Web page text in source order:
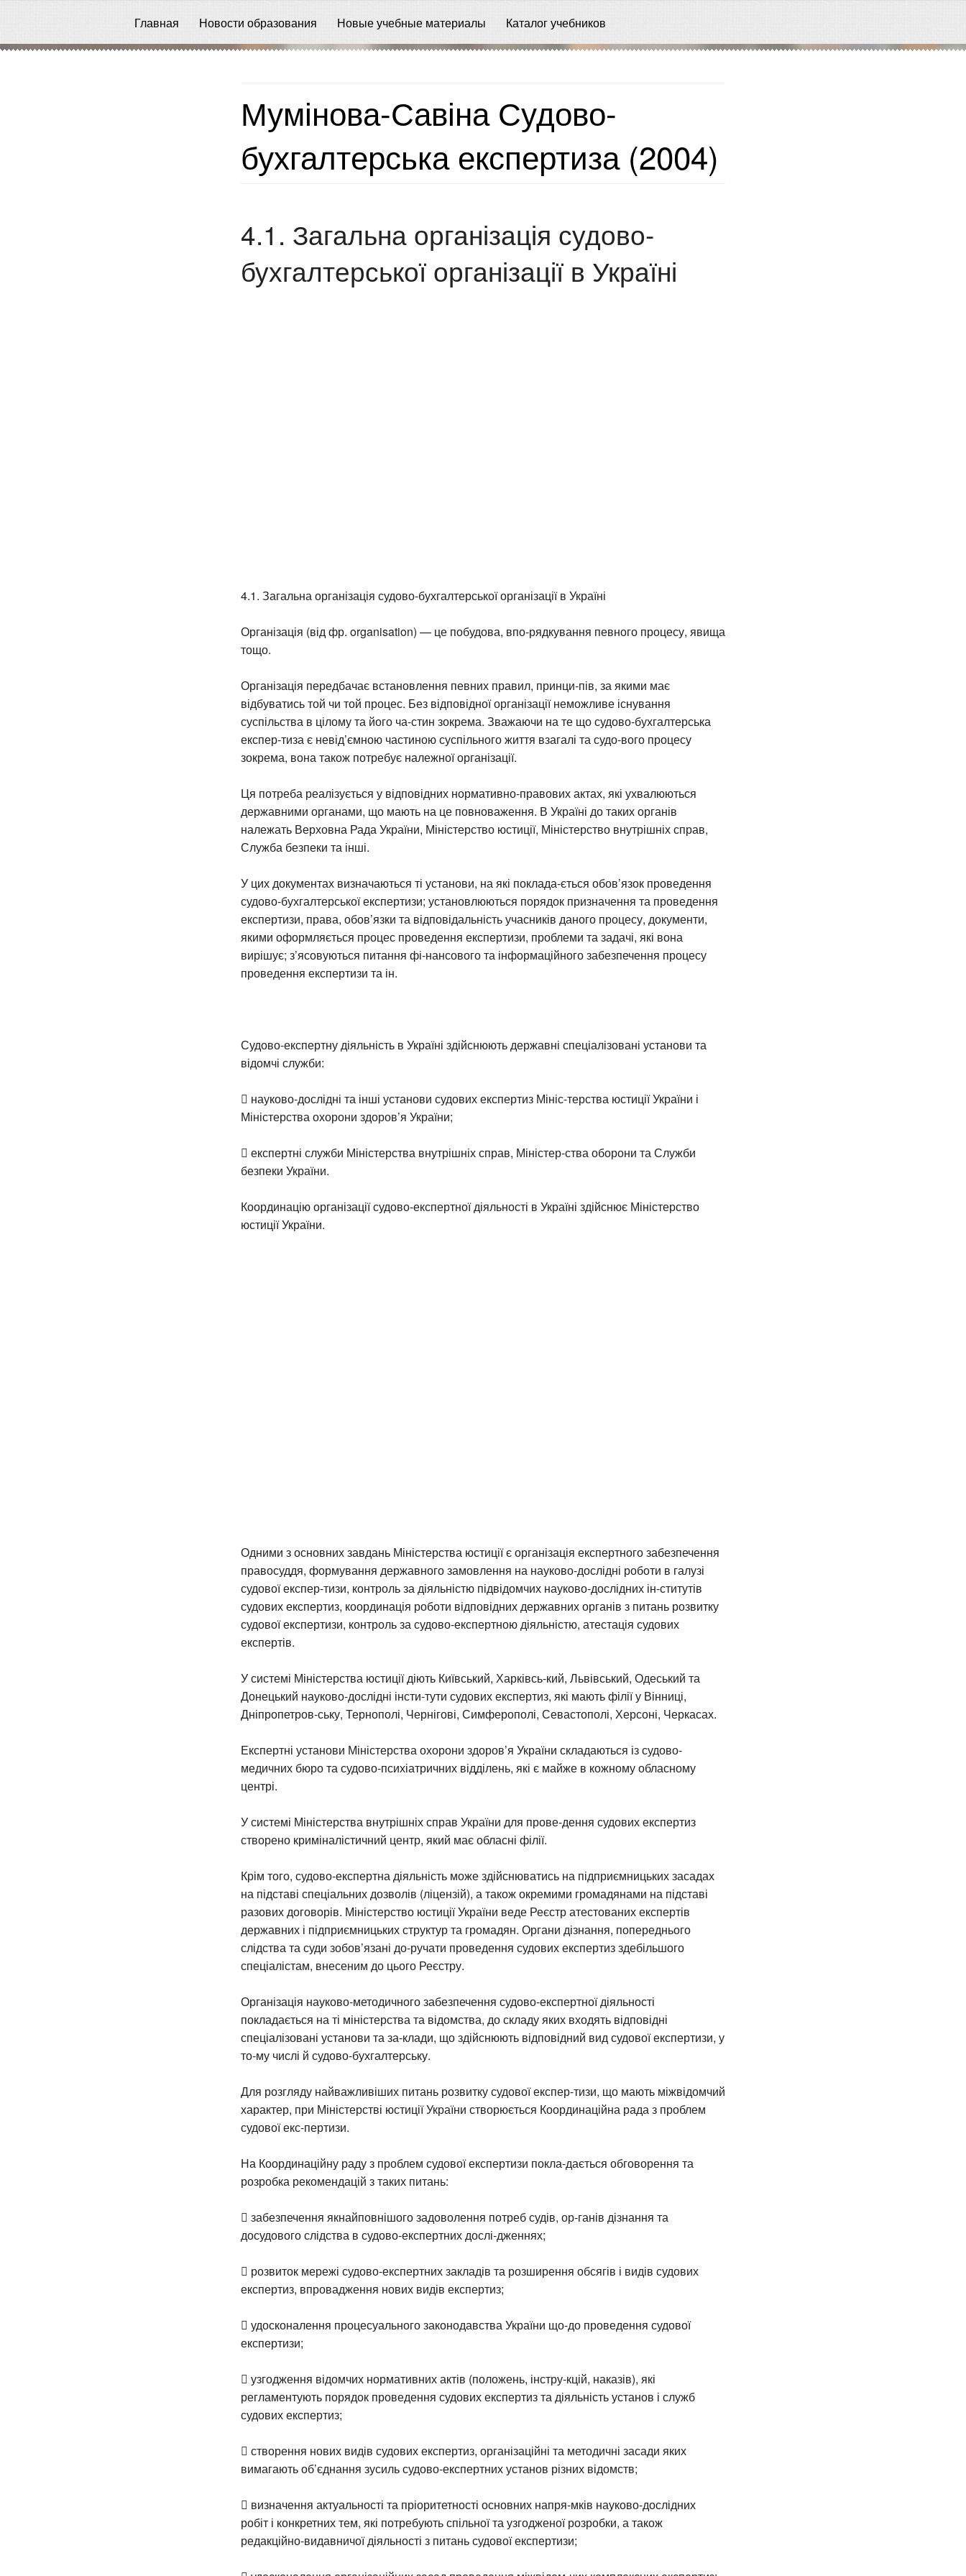
Главная Новости образования Новые учебные материалы Каталог учебников
Мумінова-Савіна Судово-
бухгалтерська експертиза (2004)
4.1. Загальна організація судово-
бухгалтерської організації в Україні
4.1. Загальна організація судово-бухгалтерської організації в Україні
Організація (від фр. organisation) — це побудова, впо-рядкування певного процесу, явища
тощо.
Організація передбачає встановлення певних правил, принци-пів, за якими має
відбуватись той чи той процес. Без відповідної організації неможливе існування
суспільства в цілому та його ча-стин зокрема. Зважаючи на те що судово-бухгалтерська
експер-тиза є невід’ємною частиною суспільного життя взагалі та судо-вого процесу
зокрема, вона також потребує належної організації.
Ця потреба реалізується у відповідних нормативно-правових актах, які ухвалюються
державними органами, що мають на це повноваження. В Україні до таких органів
належать Верховна Рада України, Міністерство юстиції, Міністерство внутрішніх справ,
Служба безпеки та інші.
У цих документах визначаються ті установи, на які поклада-ється обов’язок проведення
судово-бухгалтерської експертизи; установлюються порядок призначення та проведення
експертизи, права, обов’язки та відповідальність учасників даного процесу, документи,
якими оформляється процес проведення експертизи, проблеми та задачі, які вона
вирішує; з’ясовуються питання фі-нансового та інформаційного забезпечення процесу
проведення експертизи та ін.
Судово-експертну діяльність в Україні здійснюють державні спеціалізовані установи та
відомчі служби:
 науково-дослідні та інші установи судових експертиз Мініс-терства юстиції України і
Міністерства охорони здоров’я України;
 експертні служби Міністерства внутрішніх справ, Міністер-ства оборони та Служби
безпеки України.
Координацію організації судово-експертної діяльності в Україні здійснює Міністерство
юстиції України.
Одними з основних завдань Міністерства юстиції є організація експертного забезпечення
правосуддя, формування державного замовлення на науково-дослідні роботи в галузі
судової експер-тизи, контроль за діяльністю підвідомчих науково-дослідних ін-ститутів
судових експертиз, координація роботи відповідних державних органів з питань розвитку
судової експертизи, контроль за судово-експертною діяльністю, атестація судових
експертів.
У системі Міністерства юстиції діють Київський, Харківсь-кий, Львівський, Одеський та
Донецький науково-дослідні інсти-тути судових експертиз, які мають філії у Вінниці,
Дніпропетров-ську, Тернополі, Чернігові, Симферополі, Севастополі, Херсоні, Черкасах.
Експертні установи Міністерства охорони здоров’я України складаються із судово-
медичних бюро та судово-психіатричних відділень, які є майже в кожному обласному
центрі.
У системі Міністерства внутрішніх справ України для прове-дення судових експертиз
створено криміналістичний центр, який має обласні філії.
Крім того, судово-експертна діяльність може здійснюватись на підприємницьких засадах
на підставі спеціальних дозволів (ліцензій), а також окремими громадянами на підставі
разових договорів. Міністерство юстиції України веде Реєстр атестованих експертів
державних і підприємницьких структур та громадян. Органи дізнання, попереднього
слідства та суди зобов’язані до-ручати проведення судових експертиз здебільшого
спеціалістам, внесеним до цього Реєстру.
Організація науково-методичного забезпечення судово-експертної діяльності
покладається на ті міністерства та відомства, до складу яких входять відповідні
спеціалізовані установи та за-клади, що здійснюють відповідний вид судової експертизи, у
то-му числі й судово-бухгалтерську.
Для розгляду найважливіших питань розвитку судової експер-тизи, що мають міжвідомчий
характер, при Міністерстві юстиції України створюється Координаційна рада з проблем
судової екс-пертизи.
На Координаційну раду з проблем судової експертизи покла-дається обговорення та
розробка рекомендацій з таких питань:
 забезпечення якнайповнішого задоволення потреб судів, ор-ганів дізнання та
досудового слідства в судово-експертних дослі-дженнях;
 розвиток мережі судово-експертних закладів та розширення обсягів і видів судових
експертиз, впровадження нових видів експертиз;
 удосконалення процесуального законодавства України що-до проведення судової
експертизи;
 узгодження відомчих нормативних актів (положень, інстру-кцій, наказів), які
регламентують порядок проведення судових експертиз та діяльність установ і служб
судових експертиз;
 створення нових видів судових експертиз, організаційні та методичні засади яких
вимагають об’єднання зусиль судово-експертних установ різних відомств;
 визначення актуальності та пріоритетності основних напря-мків науково-дослідних
робіт і конкретних тем, які потребують спільної та узгодженої розробки, а також
редакційно-видавничої діяльності з питань судової експертизи;